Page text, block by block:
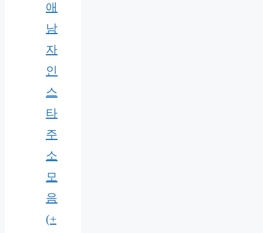
애
남
자
인
스
타
주
소
모
음
(+